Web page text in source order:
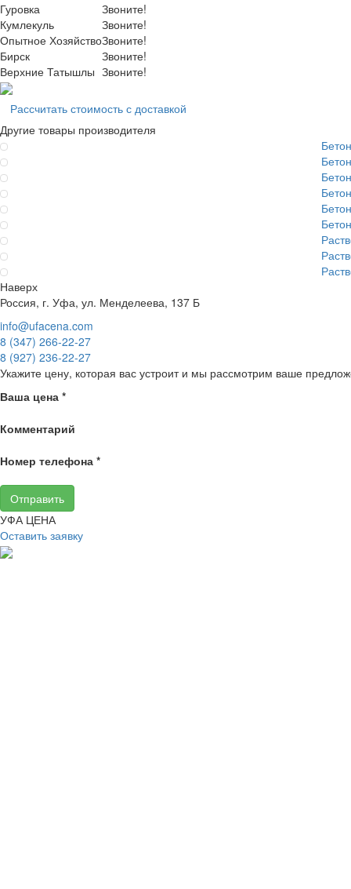
Гуровка
Звоните!
Кумлекуль
Звоните!
Опытное ХозяйствоЗвоните!
Бирск
Звоните!
Верхние Татышлы Звоните!
Рассчитать стоимость с доставкой
Другие товары производителя
Наверх
Россия, г. Уфа, ул. Менделеева, 137 Б
info@ufacena.com
8 (347) 266‑22‑27
8 (927) 236‑22‑27
Укажите цену, которая вас устроит и мы рассмотрим ваше
Ваша цена *
Комментарий
Номер телефона *
Отправить
УФА ЦЕНА
Оставить заявку